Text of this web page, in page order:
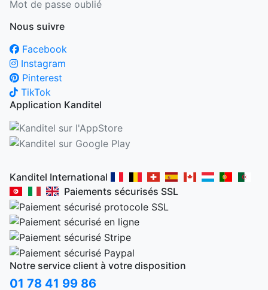
Mot de passe oublié
Nous suivre
Facebook
Instagram
Pinterest
TikTok
Application Kanditel
Kanditel International
Paiements sécurisés SSL
Notre service client à votre disposition
01 78 41 99 86